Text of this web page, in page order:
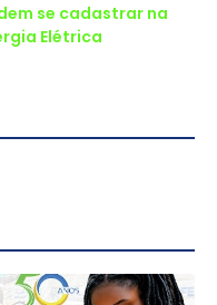
se cadastrar na
Elétrica